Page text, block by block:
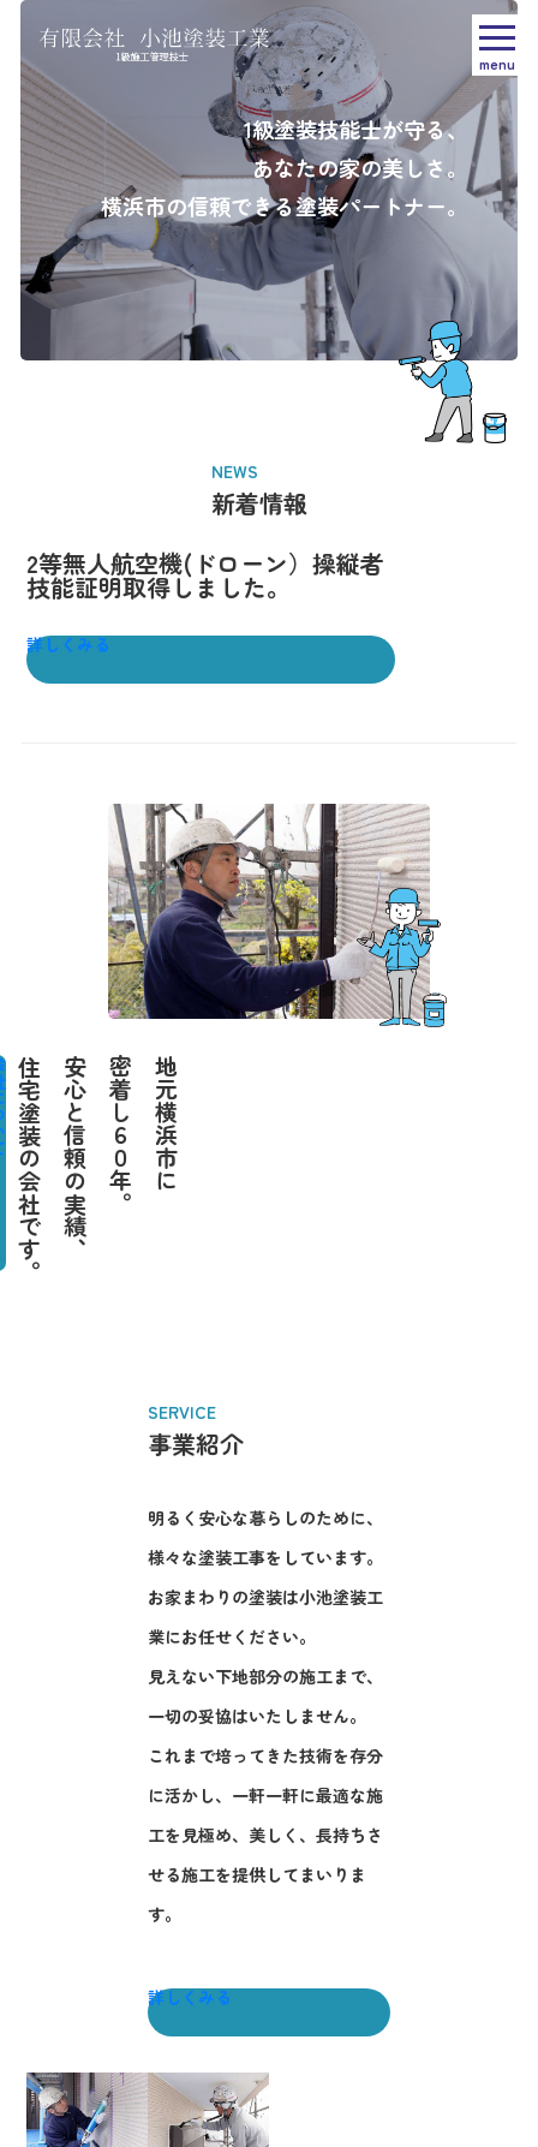
menu
1級塗装技能士が守る、
あなたの家の美しさ。
横浜市の信頼できる塗装パートナー。
新着情報
NEWS
2等無人航空機(ドローン）操縦者
技能証明取得しました。
詳しくみる
地元横浜市に
密着し６０年。
安心と信頼の実績、
住宅塗装の会社です。
て
事業紹介
SERVICE
明るく安心な暮らしのために、
様々な塗装工事をしています。
お家まわりの塗装は小池塗装工
業にお任せください。
見えない下地部分の施工まで、
一切の妥協はいたしません。
これまで培ってきた技術を存分
に活かし、一軒一軒に最適な施
工を見極め、美しく、長持ちさ
せる施工を提供してまいりま
す。
詳しくみる